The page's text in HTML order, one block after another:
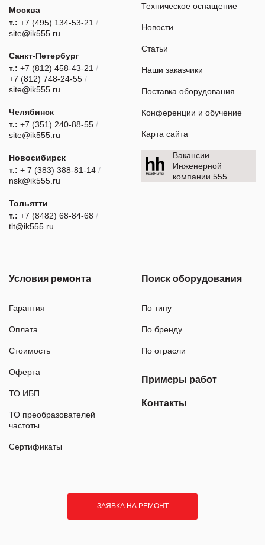
Москва
т.: +7 (495) 134-53-21 /
site@ik555.ru
Санкт-Петербург
т.: +7 (812) 458-43-21 /
+7 (812) 748-24-55 /
site@ik555.ru
Челябинск
т.: +7 (351) 240-88-55 /
site@ik555.ru
Новосибирск
т.: + 7 (383) 388-81-14 /
nsk@ik555.ru
Тольятти
т.: +7 (8482) 68-84-68 /
tlt@ik555.ru
Техническое оснащение
Новости
Статьи
Наши заказчики
Поставка оборудования
Конференции и обучение
Карта сайта
Вакансии
Инженерной
компании 555
Условия ремонта
Гарантия
Оплата
Стоимость
Оферта
ТО ИБП
ТО преобразователей
частоты
Сертификаты
Поиск оборудования
По типу
По бренду
По отрасли
Примеры работ
Контакты
ЗАЯВКА НА РЕМОНТ